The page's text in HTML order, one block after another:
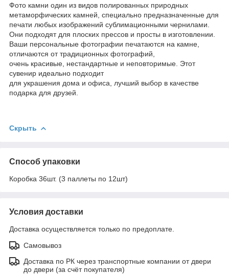
Фото камни один из видов полированных природных
метаморфических камней, специально предназначенные для
печати любых изображений сублимационными чернилами.
Они подходят для плоских прессов и просты в изготовлении.
Ваши персональные фотографии печатаются на камне,
отличаются от традиционных фотографий,
очень красивые, нестандартные и неповторимые. Этот
сувенир идеально подходит
для украшения дома и офиса, лучший выбор в качестве
подарка для друзей.
Скрыть
Способ упаковки
Коробка 36шт. (3 паллеты по 12шт)
Условия доставки
Доставка осуществляется только по предоплате.
Самовывоз
Доставка по РК через транспортные компании от двери
до двери (за счёт покупателя)